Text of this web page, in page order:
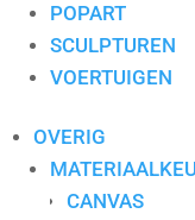
POPART
SCULPTUREN
VOERTUIGEN
OVERIG
CANVAS